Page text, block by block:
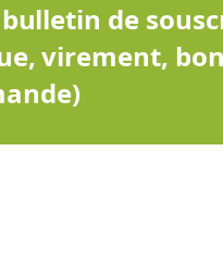
de
virement,